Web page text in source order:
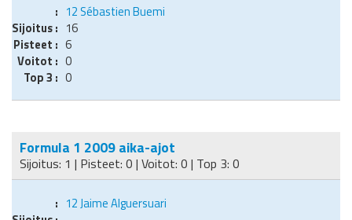
12 Sébastien Buemi
16
6
0
0
Formula 1 2009 aika-ajot
Sijoitus: 1 | Pisteet: 0 | Voitot: 0 | Top 3: 0
12Jaime Alguersuari